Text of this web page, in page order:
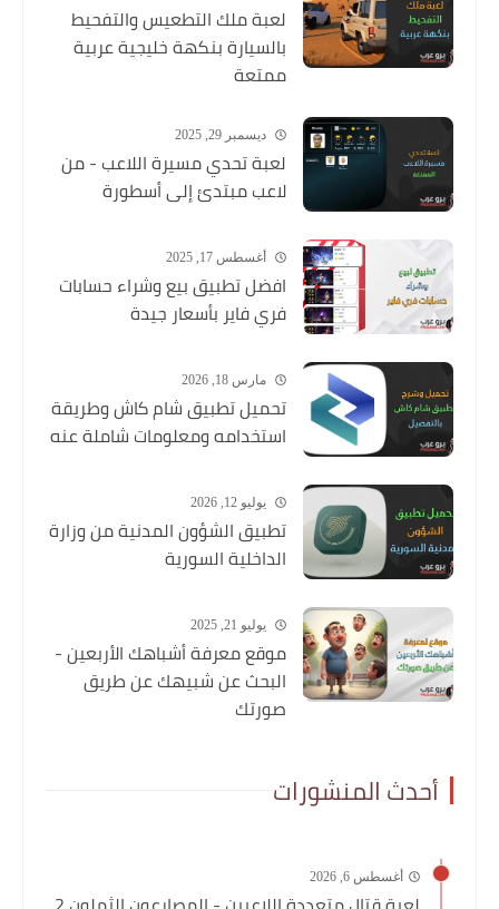
لعبة ملك التطعيس والتفحيط
بالسيارة بنكهة خليجية عربية
ممتعة
ديسمبر 29, 2025
لعبة تحدي مسيرة اللاعب - من
لاعب مبتدئ إلى أسطورة
أغسطس 17, 2025
افضل تطبيق بيع وشراء حسابات
فري فاير بأسعار جيدة
مارس 18, 2026
تحميل تطبيق شام كاش وطريقة
استخدامه ومعلومات شاملة عنه
يوليو 12, 2026
تطبيق الشؤون المدنية من وزارة
الداخلية السورية
يوليو 21, 2025
موقع معرفة أشباهك الأربعين -
البحث عن شبيهك عن طريق
صورتك
أحدث المنشورات
أغسطس 6, 2026